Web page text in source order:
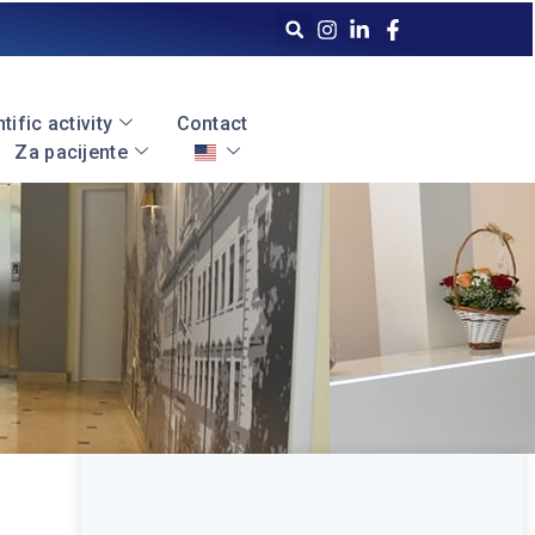
activity
Contact
Za pacijente